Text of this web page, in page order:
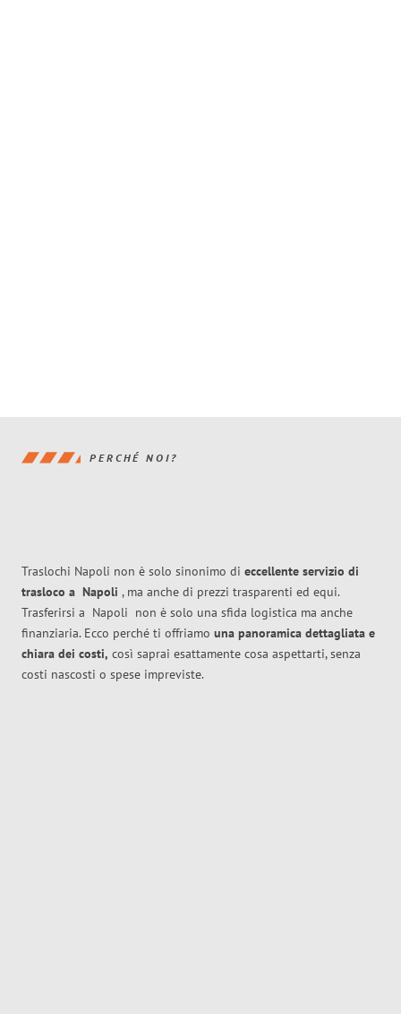
PERCHÉ NOI?
Traslochi Napoli non è solo sinonimo di eccellente servizio di
trasloco a Napoli , ma anche di prezzi trasparenti ed equi.
Trasferirsi a Napoli non è solo una sfida logistica ma anche
finanziaria. Ecco perché ti offriamo una panoramica dettagliata e
chiara dei costi, così saprai esattamente cosa aspettarti, senza
costi nascosti o spese impreviste.